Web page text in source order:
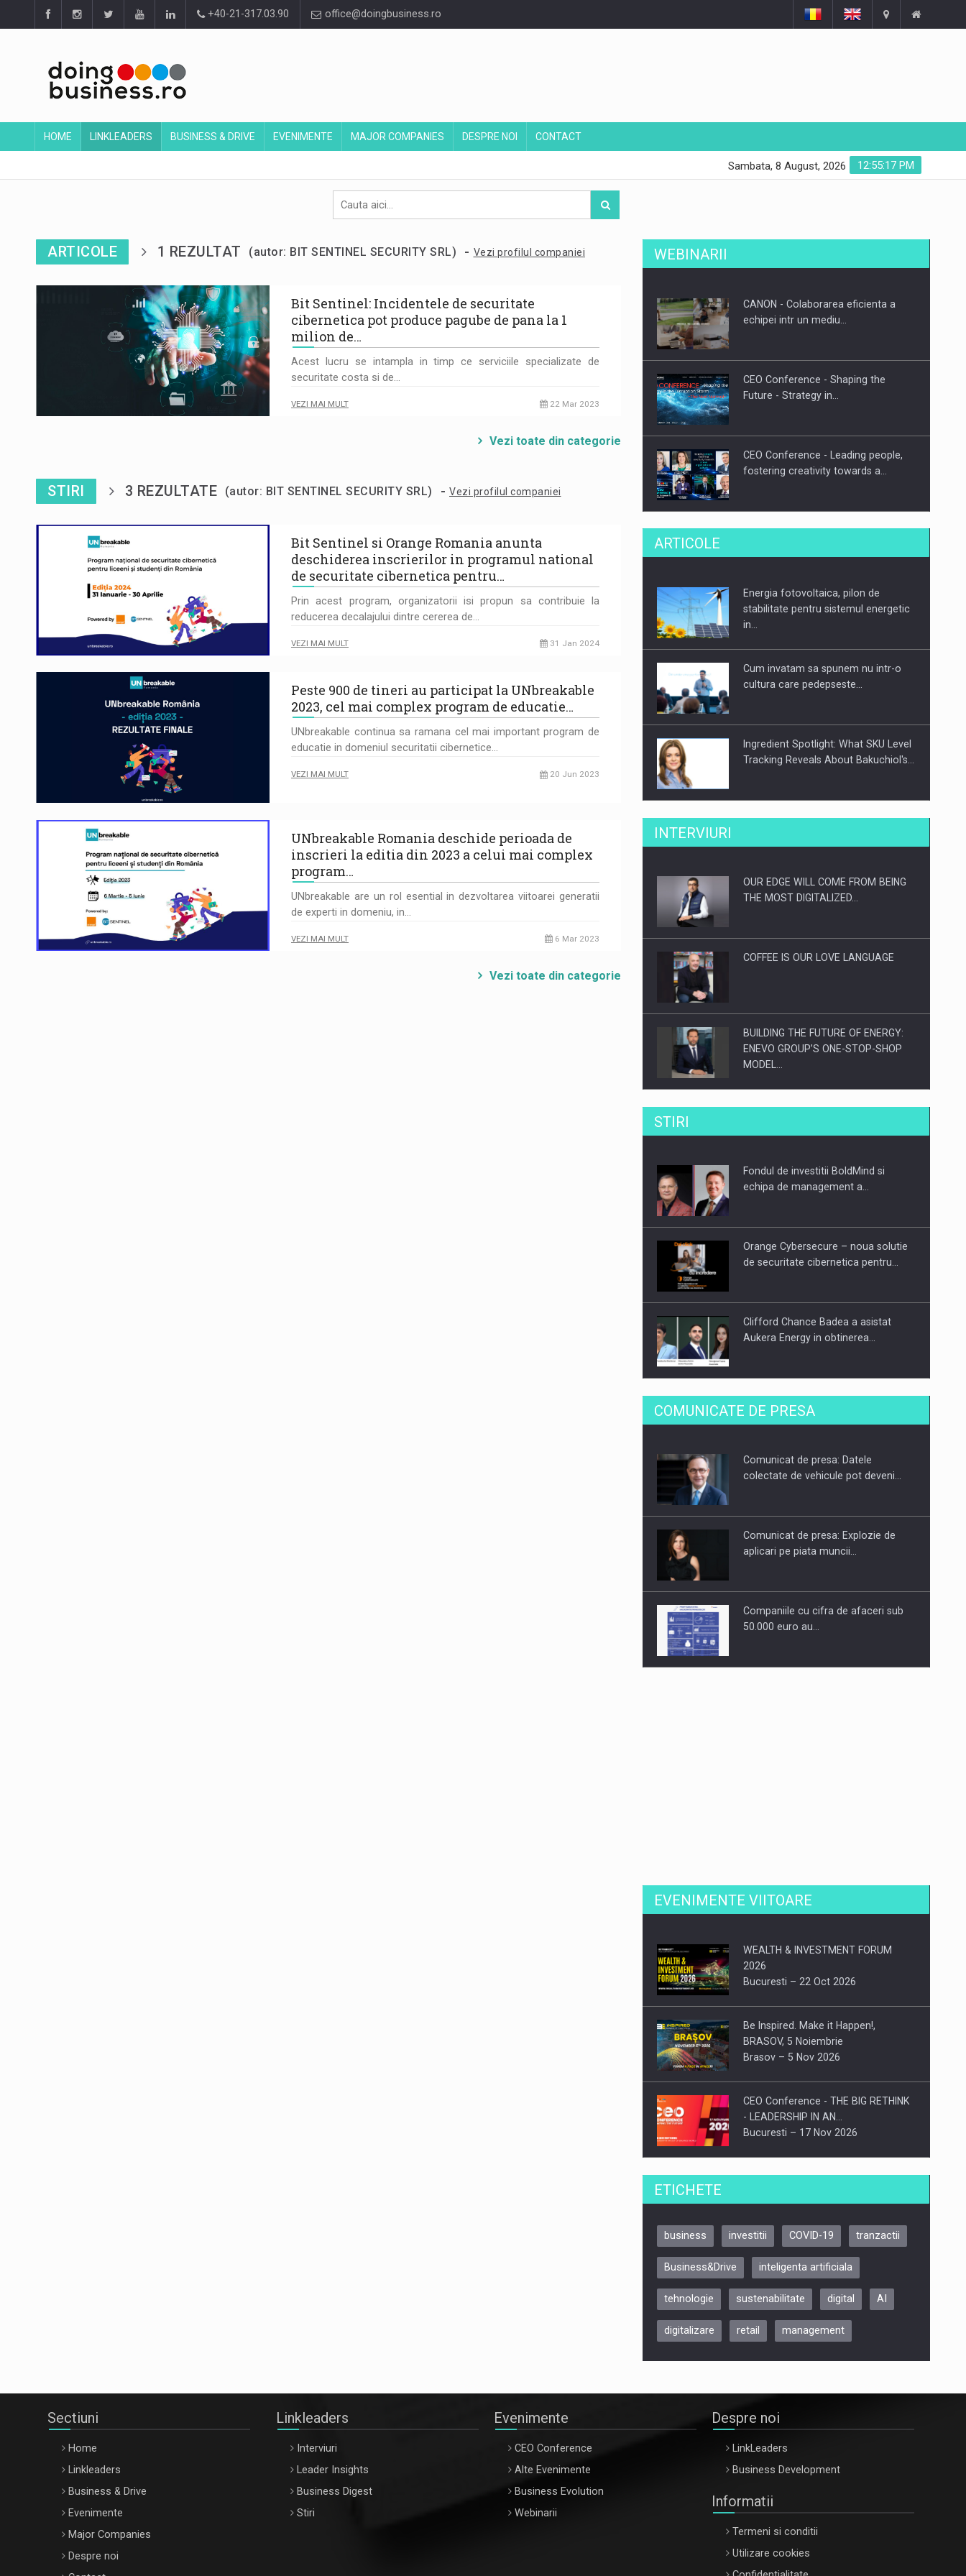
+40-21-317.03.90 office@doingbusiness.ro
HOME LINKLEADERS BUSINESS & DRIVE EVENIMENTE MAJOR COMPANIES DESPRE NOI CONTACT
12:55:18 PM
Sambata, 8 August, 2026
ARTICOLE 1 REZULTAT (autor: BIT SENTINEL SECURITY SRL) - Vezi profilul companiei
Bit Sentinel: Incidentele de securitate
cibernetica pot produce pagube de pana la 1
milion de…
Acest lucru se intampla in timp ce serviciile specializate de
securitate costa si de…
VEZI MAI MULT 22 Mar 2023
Vezi toate din categorie
STIRI 3 REZULTATE (autor: BIT SENTINEL SECURITY SRL) - Vezi profilul companiei
Bit Sentinel si Orange Romania anunta
deschiderea inscrierilor in programul national
de securitate cibernetica pentru…
Prin acest program, organizatorii isi propun sa contribuie la
reducerea decalajului dintre cererea de…
VEZI MAI MULT 31 Jan 2024
Peste 900 de tineri au participat la UNbreakable
2023, cel mai complex program de educatie…
UNbreakable continua sa ramana cel mai important program de
educatie in domeniul securitatii cibernetice…
VEZI MAI MULT 20 Jun 2023
UNbreakable Romania deschide perioada de
inscrieri la editia din 2023 a celui mai complex
program…
UNbreakable are un rol esential in dezvoltarea viitoarei generatii
de experti in domeniu, in…
VEZI MAI MULT 6 Mar 2023
Vezi toate din categorie
WEBINARII
CANON - Colaborarea eficienta a
echipei intr un mediu…
CEO Conference - Shaping the
Future - Strategy in…
CEO Conference - Leading people,
fostering creativity towards a…
CEO Conference - Shaping The
Webinar - Business Evolution-
RETHINK STRATEGY-Finantare
ARTICOLE
Energia fotovoltaica, pilon de
stabilitate pentru sistemul energetic
in…
Cum invatam sa spunem nu intr-o
cultura care pedepseste…
Ingredient Spotlight: What SKU Level
Tracking Reveals About Bakuchiol's…
Producatorii si comerciantii care nu
Proteinmaxxing and the Future of
INTERVIURI
OUR EDGE WILL COME FROM BEING
THE MOST DIGITALIZED…
COFFEE IS OUR LOVE LANGUAGE
BUILDING THE FUTURE OF ENERGY:
ENEVO GROUP’S ONE-STOP-SHOP
MODEL…
ROOTED IN ROMANIA, BUILT TO
PUTTING ROMANIAN CORPORATE
STIRI
Fondul de investitii BoldMind si
echipa de management a…
Orange Cybersecure – noua solutie
de securitate cibernetica pentru…
Clifford Chance Badea a asistat
Aukera Energy in obtinerea…
SAPTE PERSONALITATI DIN MEDIUL
DE AFACERI, ACADEMIC SI
Hard Enduro Piatra Craiului 2026,
COMUNICATE DE PRESA
Comunicat de presa: Datele
colectate de vehicule pot deveni…
Comunicat de presa: Explozie de
aplicari pe piata muncii…
Companiile cu cifra de afaceri sub
50.000 euro au…
EVENIMENTE VIITOARE
WEALTH & INVESTMENT FORUM
2026
Bucuresti – 22 Oct 2026
Be Inspired. Make it Happen!,
BRASOV, 5 Noiembrie
Brasov – 5 Nov 2026
CEO Conference - THE BIG RETHINK
- LEADERSHIP IN AN…
Bucuresti – 17 Nov 2026
Be Inspired. Make it Happen!, CLUJ, 9
ARTEMIS LETO, ORADEA, 8
Oradea – 8 Oct 2026
ETICHETE
business investitii COVID-19 tranzactii
Business&Drive inteligenta artificiala
tehnologie sustenabilitate digital AI
digitalizare retail management
Sectiuni
Home
Linkleaders
Business & Drive
Evenimente
Major Companies
Despre noi
Linkleaders
Interviuri
Leader Insights
Business Digest
Stiri
Evenimente
CEO Conference
Alte Evenimente
Business Evolution
Webinarii
Despre noi
LinkLeaders
Business Development
Informatii
Termeni si conditii
Utilizare cookies